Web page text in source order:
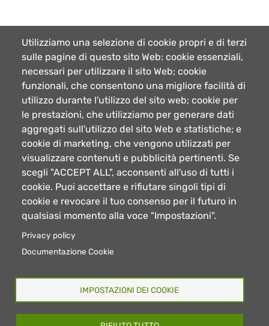
Utilizziamo una selezione di cookie propri e di terzi
sulle pagine di questo sito Web: cookie essenziali,
necessari per utilizzare il sito Web; cookie
funzionali, che consentono una migliore facilità di
utilizzo durante l'utilizzo del sito web; cookie per
le prestazioni, che utilizziamo per generare dati
aggregati sull'utilizzo del sito Web e statistiche; e
cookie di marketing, che vengono utilizzati per
visualizzare contenuti e pubblicità pertinenti. Se
scegli "ACCEPT ALL", acconsenti all'uso di tutti i
cookie. Puoi accettare e rifiutare singoli tipi di
cookie e revocare il tuo consenso per il futuro in
qualsiasi momento alla voce "Impostazioni".
Privacy policy
Documentazione Cookie
IMPOSTAZIONI DEI COOKIE